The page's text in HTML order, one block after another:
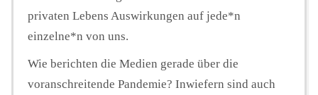
privaten Lebens Auswirkungen auf jede*n
einzelne*n von uns.
Wie berichten die Medien gerade über die
voranschreitende Pandemie? Inwiefern sind auch